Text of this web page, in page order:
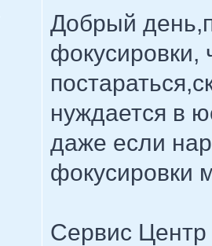
Добрый
фокусировки,
нуждается в
даже если
фокусировки
Сервис Центр